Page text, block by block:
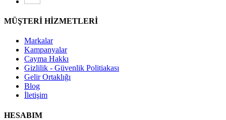
MÜŞTERİ HİZMETLERİ
Markalar
Kampanyalar
Cayma Hakkı
Gizlilik - Güvenlik Politiakası
Gelir Ortaklığı
Blog
İletişim
HESABIM